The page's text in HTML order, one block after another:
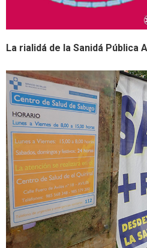
La rialidá de la Sanidá Pública